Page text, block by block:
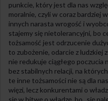
punkcie, który jest dla nas
moralnie, czyli w coraz bardziej
innych narasta wrogość i
stajemy się nietolerancyjni, bo
tożsamość jest odrzucenie
to zubożenie, odarcie z ludzkiej
nie redukuje ciągłego poczucia
bez stabilnych relacji, na
te inne tożsamości nie są dla
więzi, lecz konkurentami o
się w bitwę o władzę, bo „się